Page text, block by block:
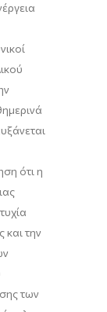
ότι η
και την
των